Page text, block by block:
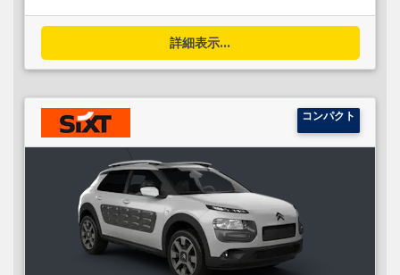
詳細表示...
コンパクト